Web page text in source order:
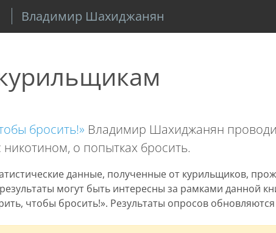
Владимир Шахиджанян
бросить!» Владимир Шахиджанян
о попытках бросить.
данные, полученные от курильщиков,
могут быть интересны за рамками данной
чтобы бросить!». Результаты опросов